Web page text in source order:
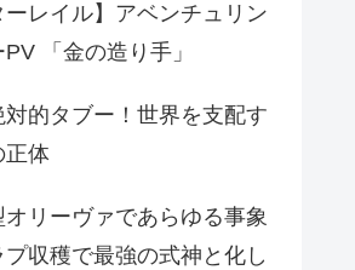
ーレイル】アベンチュリン
「金の造り手」
対的タブー！世界を支配す
正体
オリーヴァであらゆる事象
収穫で最強の式神と化し